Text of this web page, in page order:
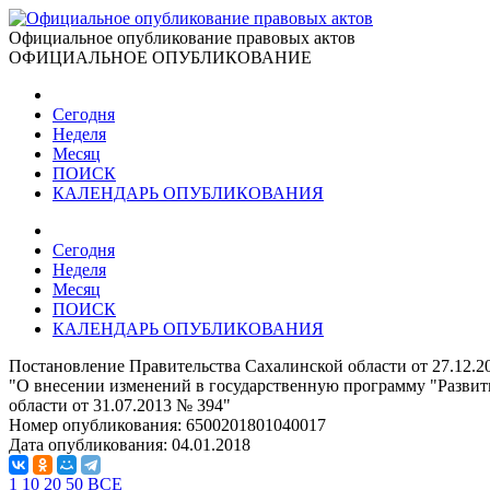
Официальное опубликование правовых актов
ОФИЦИАЛЬНОЕ ОПУБЛИКОВАНИЕ
Сегодня
Неделя
Месяц
ПОИСК
КАЛЕНДАРЬ ОПУБЛИКОВАНИЯ
Сегодня
Неделя
Месяц
ПОИСК
КАЛЕНДАРЬ ОПУБЛИКОВАНИЯ
Постановление Правительства Сахалинской области от
"О внесении изменений в государственную программу
области от 31.07.2013 № 394"
Номер опубликования: 6500201801040017
Дата опубликования: 04.01.2018
1 10 20 50 ВСЕ